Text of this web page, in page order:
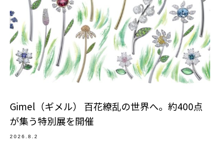
Gimel（ギメル） 百花繚乱の世界へ。約400点
が集う特別展を開催
2026.8.2